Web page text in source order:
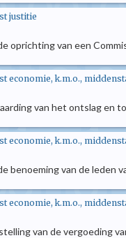
justitie
oprichting van een
economie, k.m.o.,
van het ontslag en
economie, k.m.o.,
benoeming van de leden
economie, k.m.o.,
van de vergoeding